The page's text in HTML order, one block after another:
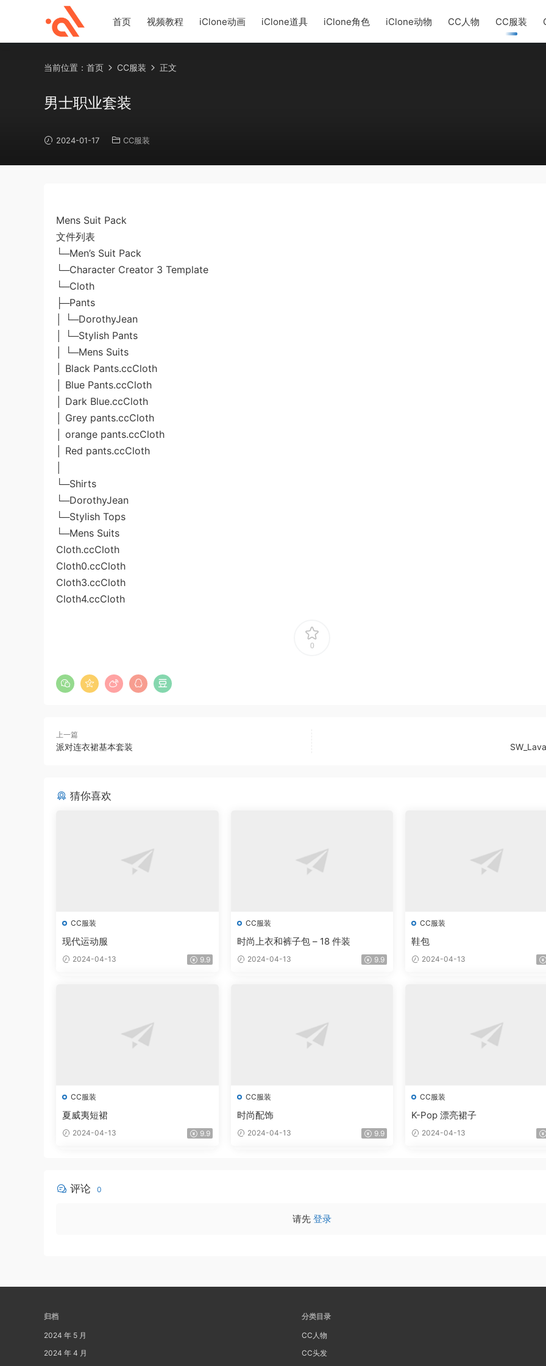
首页 视频教程 iClone动画 iClone道具 iClone角色 iClone动物 CC人物 CC服装
当前位置： 首页 CC服装 正文
男士职业套装
2024-01-17 CC服装
Mens Suit Pack
文件列表
└─Men’s Suit Pack
└─Character Creator 3 Template
└─Cloth
├─Pants
│ └─DorothyJean
│ └─Stylish Pants
│ └─Mens Suits
│ Black Pants.ccCloth
│ Blue Pants.ccCloth
│ Dark Blue.ccCloth
│ Grey pants.ccCloth
│ orange pants.ccCloth
│ Red pants.ccCloth
└─Shirts
└─DorothyJean
└─Stylish Tops
└─Mens Suits
Cloth.ccCloth
Cloth0.ccCloth
Cloth3.ccCloth
Cloth4.ccCloth
0
上一篇
派对连衣裙基本套装
猜你喜欢
CC服装
现代运动服
2024-04-13 9.9
CC服装
时尚上衣和裤子包 – 18 件装
2024-04-13 9.9
CC服装
鞋包
2024-04-13
CC服装
夏威夷短裙
2024-04-13 9.9
CC服装
时尚配饰
2024-04-13 9.9
CC服装
K-Pop 漂亮裙子
2024-04-13
评论 0
请先 登录
归档
2024 年 5 月
2024 年 4 月
分类目录
CC人物
CC头发